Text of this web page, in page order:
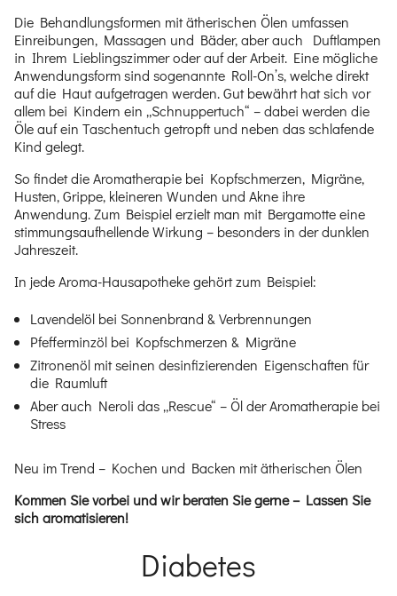
Die Behandlungsformen mit ätherischen Ölen umfassen
Einreibungen, Massagen und Bäder, aber auch Duftlampen
in Ihrem Lieblingszimmer oder auf der Arbeit. Eine mögliche
Anwendungsform sind sogenannte Roll-On’s, welche direkt
auf die Haut aufgetragen werden. Gut bewährt hat sich vor
allem bei Kindern ein „Schnuppertuch“ – dabei werden die
Öle auf ein Taschentuch getropft und neben das schlafende
Kind gelegt.
So findet die Aromatherapie bei Kopfschmerzen, Migräne,
Husten, Grippe, kleineren Wunden und Akne ihre
Anwendung. Zum Beispiel erzielt man mit Bergamotte eine
stimmungsaufhellende Wirkung – besonders in der dunklen
Jahreszeit.
In jede Aroma-Hausapotheke gehört zum Beispiel:
Lavendelöl bei Sonnenbrand & Verbrennungen
Pfefferminzöl bei Kopfschmerzen & Migräne
Zitronenöl mit seinen desinfizierenden Eigenschaften für
die Raumluft
Aber auch Neroli das „Rescue“ – Öl der Aromatherapie bei
Stress
Neu im Trend – Kochen und Backen mit ätherischen Ölen
Kommen Sie vorbei und wir beraten Sie gerne – Lassen Sie
sich aromatisieren!
Einleitung
Diabetes